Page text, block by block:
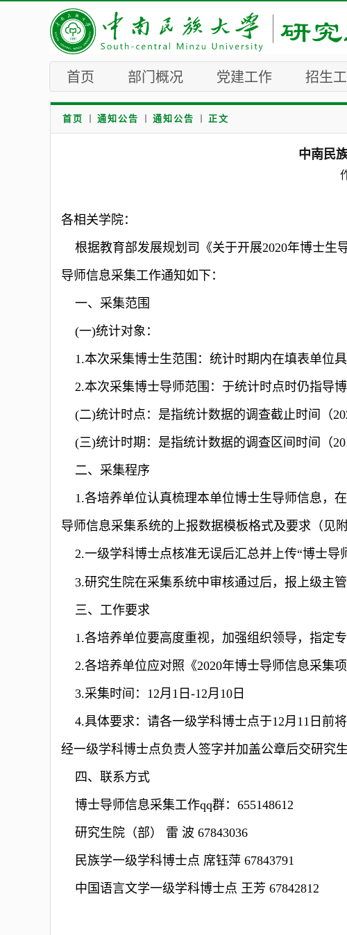
首页 部门概况 党建工作 招生
首页 通知公告 通知公告 正文
中南民
各相关学院：
根据教育部发展规划司《关于开展2020年博士生
导师信息采集工作通知如下：
一、采集范围
(一)统计对象：
1.本次采集博士生范围：统计时期内在填表单位
2.本次采集博士导师范围：于统计时点时仍指导
(二)统计时点：是指统计数据的调查截止时间（
(三)统计时期：是指统计数据的调查区间时间（
二、采集程序
1.各培养单位认真梳理本单位博士生导师信息，
导师信息采集系统的上报数据模板格式及要求（见
2.一级学科博士点核准无误后汇总并上传“博士导
3.研究生院在采集系统中审核通过后，报上级主管
三、工作要求
1.各培养单位要高度重视，加强组织领导，指定
2.各培养单位应对照《2020年博士导师信息采集
3.采集时间：12月1日-12月10日
4.具体要求：请各一级学科博士点于12月11日前将
经一级学科博士点负责人签字并加盖公章后交研究生
四、联系方式
博士导师信息采集工作qq群： 655148612
研究生院（部） 雷 波 67843036
民族学一级学科博士点 席钰萍 67843791
中国语言文学一级学科博士点 王芳 67842812